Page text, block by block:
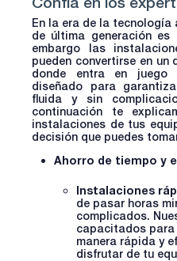
En la era de la
de última generación es
embargo las
pueden convertirse en un
donde entra en juego
diseñado para
fluida y sin
continuación te
instalaciones de tus
decisión que puedes
Ahorro de tiempo y
Instalaciones
de pasar horas
complicados.
capacitados
manera rápida y
disfrutar de tu